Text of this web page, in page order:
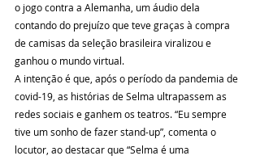
o jogo contra a Alemanha, um áudio dela
contando do prejuízo que teve graças à compra
de camisas da seleção brasileira viralizou e
ganhou o mundo virtual.
A intenção é que, após o período da pandemia de
covid-19, as histórias de Selma ultrapassem as
redes sociais e ganhem os teatros. “Eu sempre
tive um sonho de fazer stand-up”, comenta o
locutor, ao destacar que “Selma é uma